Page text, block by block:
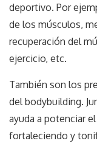
deportivo. Por
de los músculos,
recuperación del
ejercicio, etc.
También son los
del bodybuilding.
ayuda a potenciar
fortaleciendo y